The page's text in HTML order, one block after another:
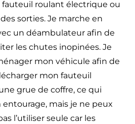
fauteuil roulant électrique ou
sorties. Je marche en
un déambulateur afin de
les chutes inopinées. Je
mon véhicule afin de
mon fauteuil
grue de coffre, ce qui
mais je ne peux
l’utiliser seule car les